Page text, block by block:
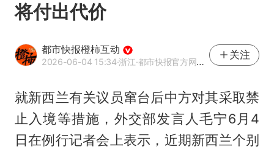
将付出代价
都市快报橙柿互动
2026-06-04 15:34·浙江·都市快报官方网易号
关注
就新西兰有关议员窜台后中方对其采取禁
止入境等措施，外交部发言人毛宁6月4
日在例行记者会上表示，近期新西兰个别